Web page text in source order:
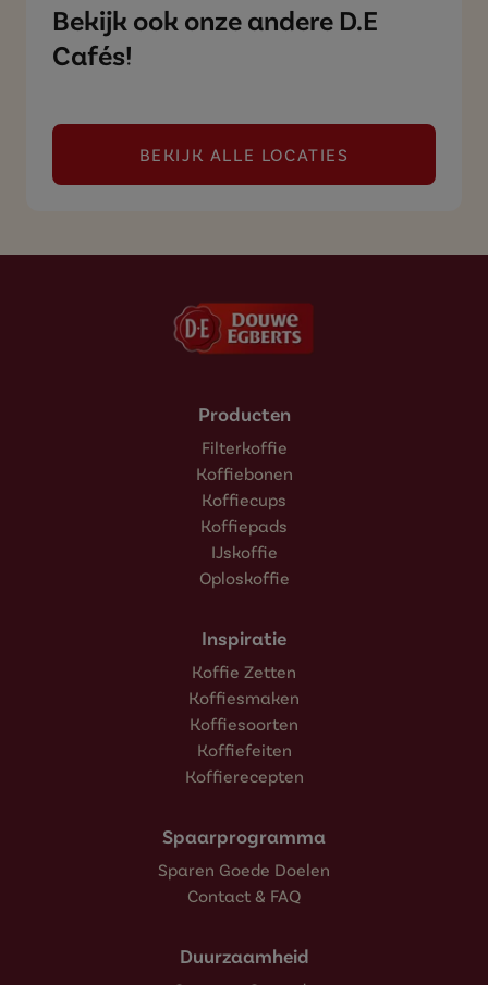
Bekijk ook onze andere D.E
Cafés!
BEKIJK ALLE LOCATIES
(BEKIJK OOK ONZE
Producten
Filterkoffie
Koffiebonen
Koffiecups
Koffiepads
IJskoffie
Oploskoffie
Inspiratie
Koffie Zetten
Koffiesmaken
Koffiesoorten
Koffiefeiten
Koffierecepten
Spaarprogramma
Sparen Goede Doelen
Contact & FAQ
Duurzaamheid